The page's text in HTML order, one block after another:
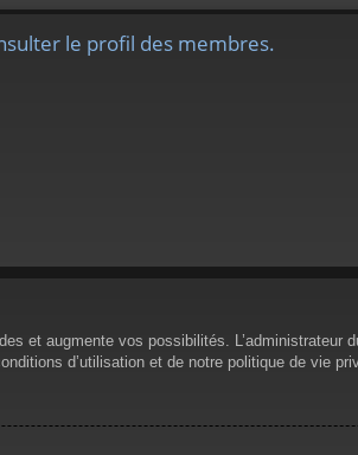
le profil des membres.
et augmente vos possibilités.
d’utilisation et de notre politique de vie